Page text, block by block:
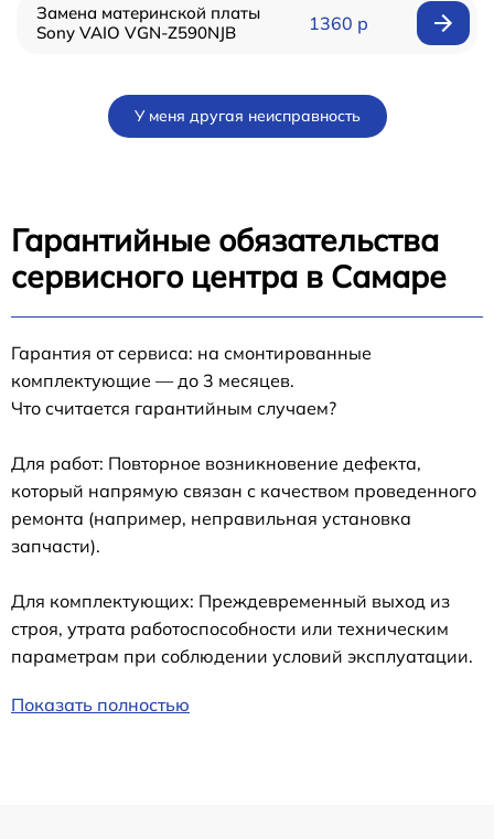
Замена материнской платы
Sony VAIO VGN-Z590NJB
1360 р
У меня другая неисправность
Гарантийные обязательства
сервисного центра в Самаре
Гарантия от сервиса: на смонтированные
комплектующие — до 3 месяцев.
Что считается гарантийным случаем?
Для работ: Повторное возникновение дефекта,
который напрямую связан с качеством проведенного
ремонта (например, неправильная установка
запчасти).
Для комплектующих: Преждевременный выход из
строя, утрата работоспособности или техническим
параметрам при соблюдении условий эксплуатации.
Показать полностью